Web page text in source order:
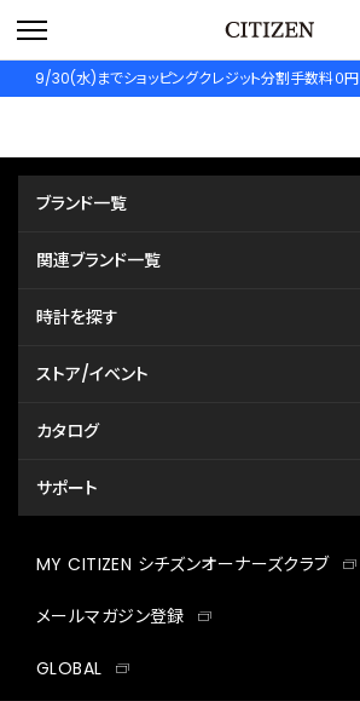
9/30(水)までショッピングクレジット分割手数料０円
ブランド一覧
関連ブランド一覧
時計を探す
ストア/イベント
カタログ
サポート
MY CITIZEN シチズンオーナーズクラブ
メールマガジン登録
GLOBAL